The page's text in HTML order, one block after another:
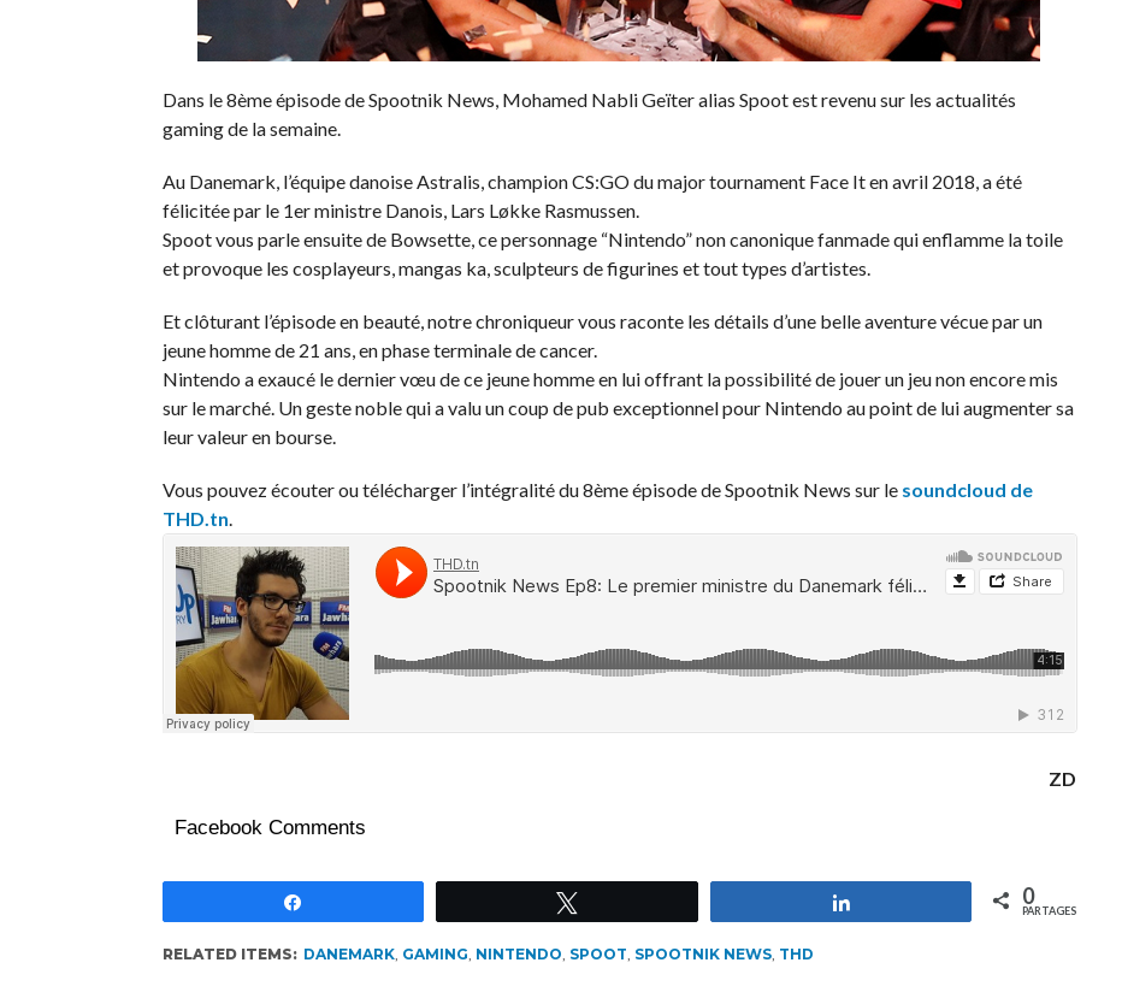
Dans le 8ème épisode de Spootnik News, Mohamed Nabli Geïter alias Spoot est revenu sur les actualités
gaming de la semaine.
Au Danemark, l’équipe danoise Astralis, champion CS:GO du major tournament Face It en avril 2018, a été
félicitée par le 1er ministre Danois, Lars Løkke Rasmussen.
Spoot vous parle ensuite de Bowsette, ce personnage “Nintendo” non canonique fanmade qui enflamme la toile
et provoque les cosplayeurs, mangas ka, sculpteurs de figurines et tout types d’artistes.
Et clôturant l’épisode en beauté, notre chroniqueur vous raconte les détails d’une belle aventure vécue par un
jeune homme de 21 ans, en phase terminale de cancer.
Nintendo a exaucé le dernier vœu de ce jeune homme en lui offrant la possibilité de jouer un jeu non encore mis
sur le marché. Un geste noble qui a valu un coup de pub exceptionnel pour Nintendo au point de lui augmenter sa
leur valeur en bourse.
Vous pouvez écouter ou télécharger l’intégralité du 8ème épisode de Spootnik News sur le soundcloud de
THD.tn.
ZD
Facebook Comments
0
PARTAGES
RELATED ITEMS: DANEMARK, GAMING, NINTENDO, SPOOT, SPOOTNIK NEWS, THD